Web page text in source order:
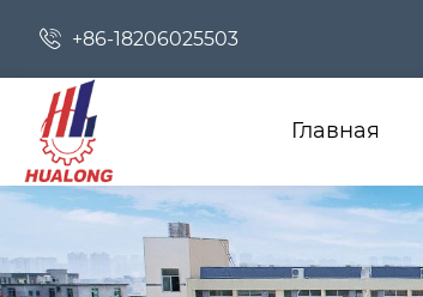
 +86-18206025503
Главная